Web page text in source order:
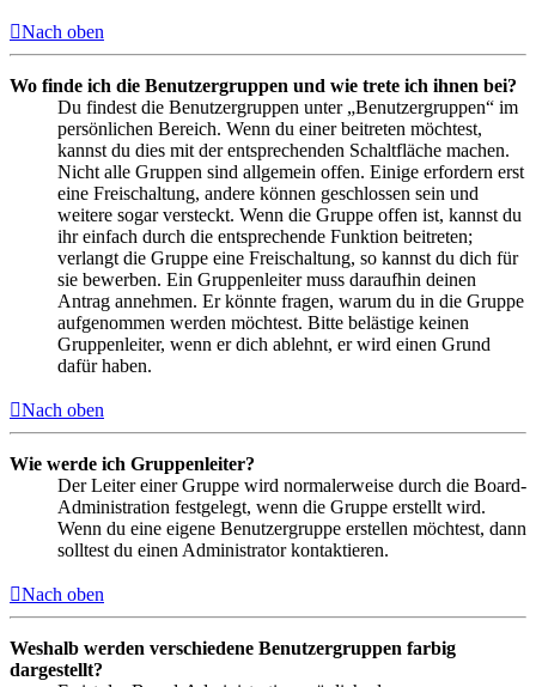
Nach oben
Wo finde ich die Benutzergruppen und wie trete ich ihnen bei?
Du findest die Benutzergruppen unter „Benutzergruppen“ im
persönlichen Bereich. Wenn du einer beitreten möchtest,
kannst du dies mit der entsprechenden Schaltfläche machen.
Nicht alle Gruppen sind allgemein offen. Einige erfordern erst
eine Freischaltung, andere können geschlossen sein und
weitere sogar versteckt. Wenn die Gruppe offen ist, kannst du
ihr einfach durch die entsprechende Funktion beitreten;
verlangt die Gruppe eine Freischaltung, so kannst du dich für
sie bewerben. Ein Gruppenleiter muss daraufhin deinen
Antrag annehmen. Er könnte fragen, warum du in die Gruppe
aufgenommen werden möchtest. Bitte belästige keinen
Gruppenleiter, wenn er dich ablehnt, er wird einen Grund
dafür haben.
Nach oben
Wie werde ich Gruppenleiter?
Der Leiter einer Gruppe wird normalerweise durch die Board-
Administration festgelegt, wenn die Gruppe erstellt wird.
Wenn du eine eigene Benutzergruppe erstellen möchtest, dann
solltest du einen Administrator kontaktieren.
Nach oben
Weshalb werden verschiedene Benutzergruppen farbig
dargestellt?